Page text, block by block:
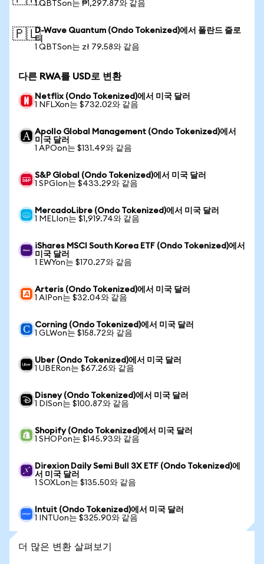
1 QBTSon는 ₱1,297.87와 같음
🇵🇱D-Wave Quantum (Ondo Tokenized)에서 폴란드 즐로
티
1 QBTSon는 zł 79.58와 같음
다른 RWA를 USD로 변환
Netflix (Ondo Tokenized)에서 미국 달러
1 NFLXon는 $732.02와 같음
Apollo Global Management (Ondo Tokenized)에서
미국 달러
1 APOon는 $131.49와 같음
S&P Global (Ondo Tokenized)에서 미국 달러
1 SPGIon는 $433.29와 같음
MercadoLibre (Ondo Tokenized)에서 미국 달러
1 MELIon는 $1,919.74와 같음
iShares MSCI South Korea ETF (Ondo Tokenized)에서
미국 달러
1 EWYon는 $170.27와 같음
Arteris (Ondo Tokenized)에서 미국 달러
1 AIPon는 $32.04와 같음
Corning (Ondo Tokenized)에서 미국 달러
1 GLWon는 $158.72와 같음
Uber (Ondo Tokenized)에서 미국 달러
1 UBERon는 $67.26와 같음
Disney (Ondo Tokenized)에서 미국 달러
1 DISon는 $100.87와 같음
Shopify (Ondo Tokenized)에서 미국 달러
1 SHOPon는 $145.93와 같음
Direxion Daily Semi Bull 3X ETF (Ondo Tokenized)에
서 미국 달러
1 SOXLon는 $135.50와 같음
Intuit (Ondo Tokenized)에서 미국 달러
1 INTUon는 $325.90와 같음
더 많은 변환 살펴보기